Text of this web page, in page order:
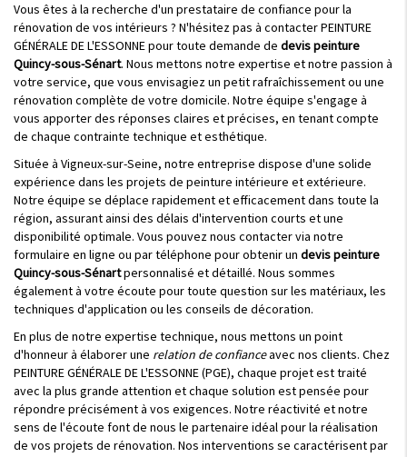
Vous êtes à la recherche d'un prestataire de confiance pour la
rénovation de vos intérieurs ? N'hésitez pas à contacter PEINTURE
GÉNÉRALE DE L'ESSONNE pour toute demande de devis peinture
Quincy-sous-Sénart. Nous mettons notre expertise et notre passion à
votre service, que vous envisagiez un petit rafraîchissement ou une
rénovation complète de votre domicile. Notre équipe s'engage à
vous apporter des réponses claires et précises, en tenant compte
de chaque contrainte technique et esthétique.
Située à Vigneux-sur-Seine, notre entreprise dispose d'une solide
expérience dans les projets de peinture intérieure et extérieure.
Notre équipe se déplace rapidement et efficacement dans toute la
région, assurant ainsi des délais d'intervention courts et une
disponibilité optimale. Vous pouvez nous contacter via notre
formulaire en ligne ou par téléphone pour obtenir un devis peinture
Quincy-sous-Sénartpersonnalisé et détaillé. Nous sommes
également à votre écoute pour toute question sur les matériaux, les
techniques d'application ou les conseils de décoration.
En plus de notre expertise technique, nous mettons un point
d'honneur à élaborer une relation de confianceavec nos clients. Chez
PEINTURE GÉNÉRALE DE L'ESSONNE (PGE), chaque projet est traité
avec la plus grande attention et chaque solution est pensée pour
répondre précisément à vos exigences. Notre réactivité et notre
sens de l'écoute font de nous le partenaire idéal pour la réalisation
de vos projets de rénovation. Nos interventions se caractérisent par